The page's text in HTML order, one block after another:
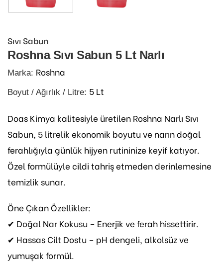
Sıvı Sabun
Roshna Sıvı Sabun 5 Lt Narlı
Marka: Roshna
Boyut / Ağırlık / Litre: 5 Lt
Doas Kimya kalitesiyle üretilen Roshna Narlı Sıvı
Sabun, 5 litrelik ekonomik boyutu ve narın doğal
ferahlığıyla günlük hijyen rutininize keyif katıyor.
Özel formülüyle cildi tahriş etmeden derinlemesine
temizlik sunar.
Öne Çıkan Özellikler:
✔ Doğal Nar Kokusu – Enerjik ve ferah hissettirir.
✔ Hassas Cilt Dostu – pH dengeli, alkolsüz ve
yumuşak formül.